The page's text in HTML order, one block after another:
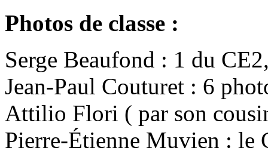
Photos de classe :
Serge Beaufond : 1 du
Jean-Paul Couturet : 6
Attilio Flori ( par son
Pierre-Étienne Muvien : le